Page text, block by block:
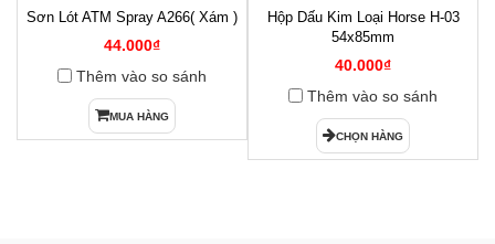
Sơn Lót ATM Spray A266( Xám )
44.000₫
Thêm vào so sánh
MUA HÀNG
Hộp Dấu Kim Loại Horse H-03
54x85mm
40.000₫
Thêm vào so sánh
CHỌN HÀNG